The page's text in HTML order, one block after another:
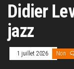
Didier
jazz
1 juillet 2026 Non